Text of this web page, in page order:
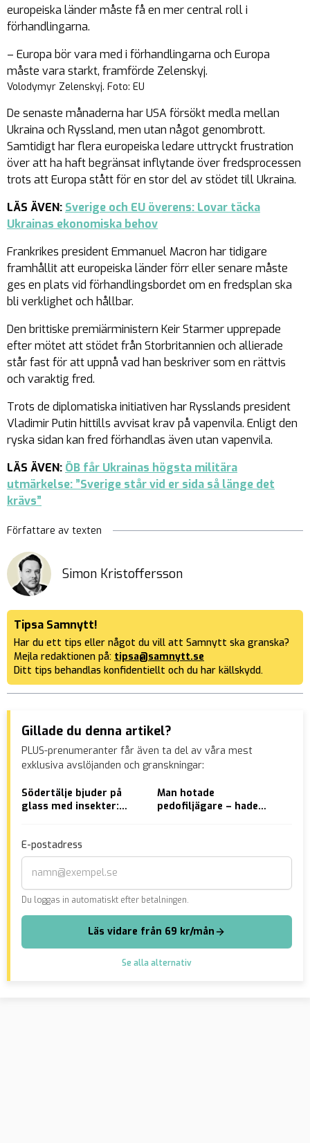
europeiska länder måste få en mer central roll i
förhandlingarna.
– Europa bör vara med i förhandlingarna och Europa
måste vara starkt, framförde Zelenskyj.
Volodymyr Zelenskyj. Foto: EU
De senaste månaderna har USA försökt medla mellan
Ukraina och Ryssland, men utan något genombrott.
Samtidigt har flera europeiska ledare uttryckt frustration
över att ha haft begränsat inflytande över fredsprocessen
trots att Europa stått för en stor del av stödet till Ukraina.
LÄS ÄVEN: Sverige och EU överens: Lovar täcka
Ukrainas ekonomiska behov
Frankrikes president Emmanuel Macron har tidigare
framhållit att europeiska länder förr eller senare måste
ges en plats vid förhandlingsbordet om en fredsplan ska
bli verklighet och hållbar.
Den brittiske premiärministern Keir Starmer upprepade
efter mötet att stödet från Storbritannien och allierade
står fast för att uppnå vad han beskriver som en rättvis
och varaktig fred.
Trots de diplomatiska initiativen har Rysslands president
Vladimir Putin hittills avvisat krav på vapenvila. Enligt den
ryska sidan kan fred förhandlas även utan vapenvila.
LÄS ÄVEN: ÖB får Ukrainas högsta militära
utmärkelse: ”Sverige står vid er sida så länge det
krävs”
Författare av texten
Simon Kristoffersson
Tipsa Samnytt!
Har du ett tips eller något du vill att Samnytt ska granska?
Mejla redaktionen på: tipsa@samnytt.se
Ditt tips behandlas konfidentiellt och du har källskydd.
Gillade du denna artikel?
PLUS-prenumeranter får även ta del av våra mest
exklusiva avslöjanden och granskningar:
Södertälje bjuder på
glass med insekter:
Man hotade
pedofiljägare – hade
E-postadress
Du loggas in automatiskt efter betalningen.
Läs vidare från 69 kr/mån
Se alla alternativ